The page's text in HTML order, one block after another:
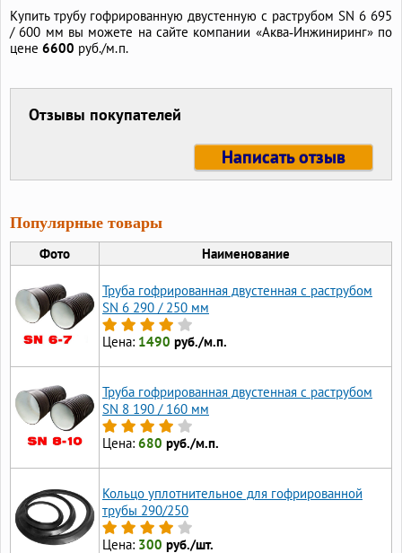
Купить трубу гофрированную двустенную с раструбом SN 6 695
/ 600 мм вы можете на сайте компании «Аква‑Инжиниринг» по
цене 6600 руб./м.п.
Отзывы покупателей
Написать отзыв
Популярные товары
Фото Наименование
Труба гофрированная двустенная с раструбом
SN 6 290 / 250 мм
Цена: 1490 руб./м.п.
Труба гофрированная двустенная с раструбом
SN 8 190 / 160 мм
Цена: 680 руб./м.п.
Кольцо уплотнительное для гофрированной
трубы 290/250
Цена: 300 руб./шт.